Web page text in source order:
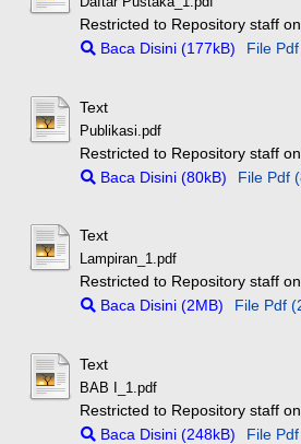
Restricted to Repository staff
Baca Disini (177kB)
File
Text
Publikasi.pdf
Restricted to Repository staff
Baca Disini (80kB)
File Pdf
Text
Lampiran_1.pdf
Restricted to Repository staff
Baca Disini (2MB)
File Pdf
Text
BAB I_1.pdf
Restricted to Repository staff
Baca Disini (248kB)
File